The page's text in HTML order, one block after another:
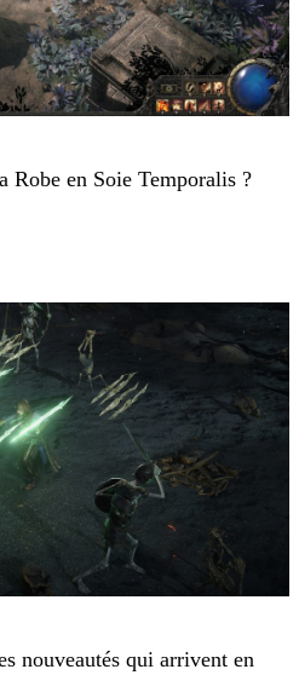
Robe en Soie Temporalis ?
nouveautés qui arrivent en